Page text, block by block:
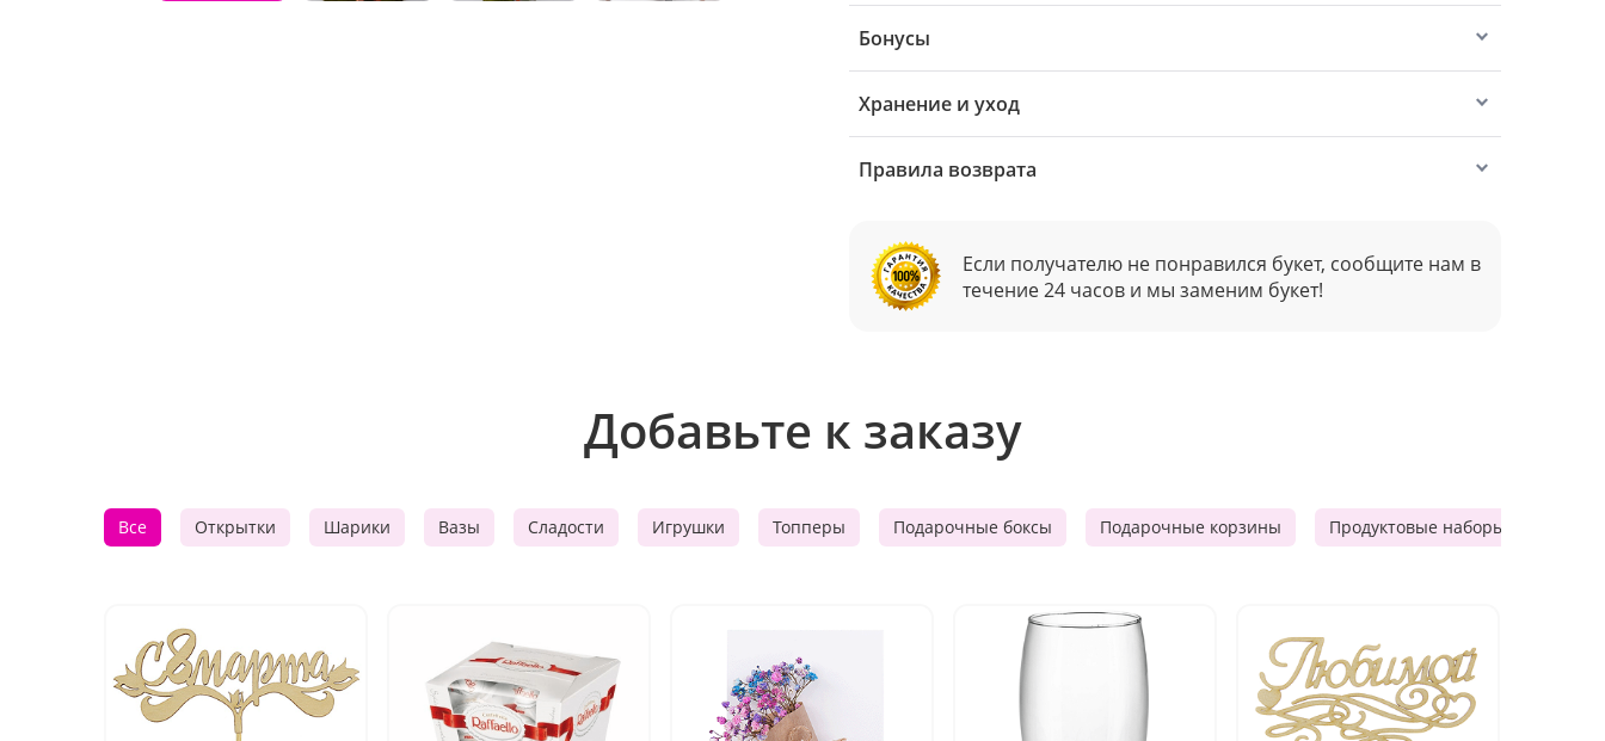
Бонусы
Хранение и уход
Правила возврата
Если получателю не понравился букет, сообщите нам в
течение 24 часов и мы заменим букет!
Добавьте к заказу
Все Открытки Шарики Вазы Сладости Игрушки Топперы Подарочные боксы Подарочные корзины Продуктовые наборы